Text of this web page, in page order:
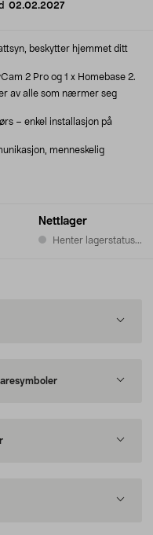
02.02.2027
Nettlager
Henter lagerstatus...
beskytter hjemmet ditt
2 Pro og 1 x Homebase 2.
av alle som nærmer seg
– enkel installasjon på
menneskelig